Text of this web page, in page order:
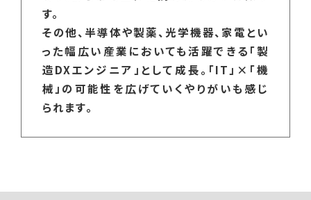
す。
その他、半導体や製薬、光学機器、家電とい
った幅広い産業においても活躍できる「製
造DXエンジニア」として成長。「IT」×「機
械」の可能性を広げていくやりがいも感じ
られます。